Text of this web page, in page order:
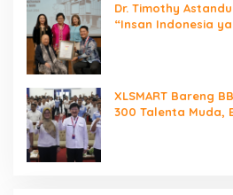
Dr. Timothy
“Insan Indonesia
XLSMART Bareng
300 Talenta Muda,